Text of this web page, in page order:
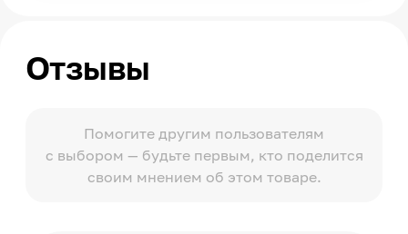
Отзывы
Помогите другим пользователям
с выбором — будьте первым, кто поделится
своим мнением об этом товаре.